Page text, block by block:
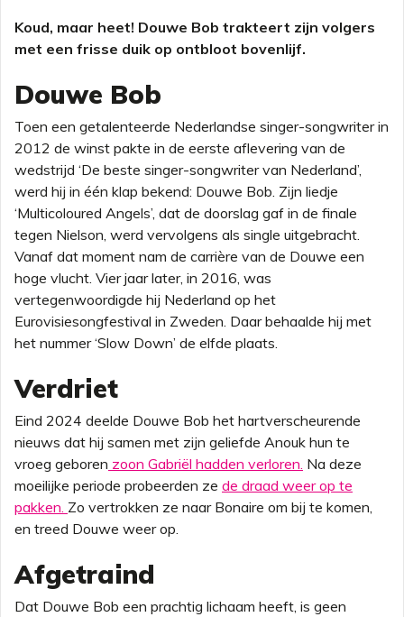
Koud, maar heet! Douwe Bob trakteert zijn volgers
met een frisse duik op ontbloot bovenlijf.
Douwe Bob
Toen een getalenteerde Nederlandse singer-songwriter in
2012 de winst pakte in de eerste aflevering van de
wedstrijd ‘De beste singer-songwriter van Nederland’,
werd hij in één klap bekend: Douwe Bob. Zijn liedje
‘Multicoloured Angels’, dat de doorslag gaf in de finale
tegen Nielson, werd vervolgens als single uitgebracht.
Vanaf dat moment nam de carrière van de Douwe een
hoge vlucht. Vier jaar later, in 2016, was
vertegenwoordigde hij Nederland op het
Eurovisiesongfestival in Zweden. Daar behaalde hij met
het nummer ‘Slow Down’ de elfde plaats.
Verdriet
Eind 2024 deelde Douwe Bob het hartverscheurende
nieuws dat hij samen met zijn geliefde Anouk hun te
vroeg geboren zoon Gabriël hadden verloren. Na deze
moeilijke periode probeerden ze de draad weer op te
pakken. Zo vertrokken ze naar Bonaire om bij te komen,
en treed Douwe weer op.
Afgetraind
Dat Douwe Bob een prachtig lichaam heeft, is geen